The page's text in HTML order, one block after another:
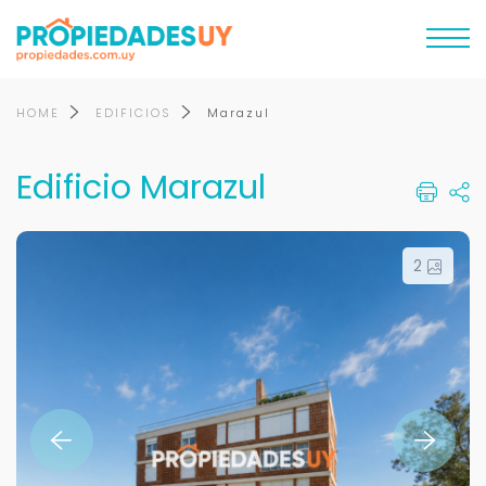
HOME EDIFICIOS Marazul
Edificio Marazul
2